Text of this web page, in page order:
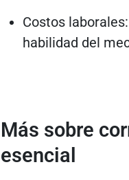
Costos
habilidad del
Más sobre
esencial